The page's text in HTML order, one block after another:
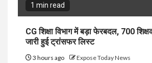
1 min read
CG शिक्षा विभाग में बड़ा फेरबदल, 700
जारी हुई ट्रांसफर लिस्ट
3 hours ago Expose Today News